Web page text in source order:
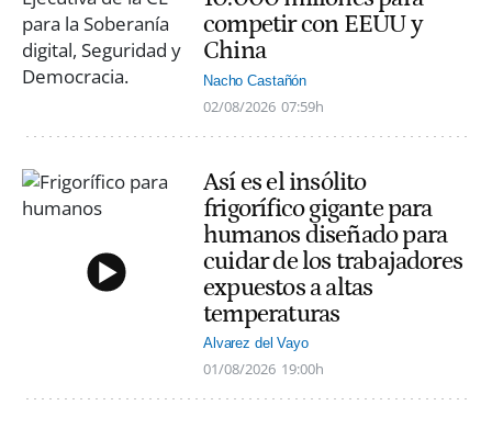
competir con EEUU y
China
Nacho Castañón
02/08/2026 07:59h
Así es el insólito
frigorífico gigante para
humanos diseñado para
cuidar de los trabajadores
expuestos a altas
temperaturas
Alvarez del Vayo
01/08/2026 19:00h